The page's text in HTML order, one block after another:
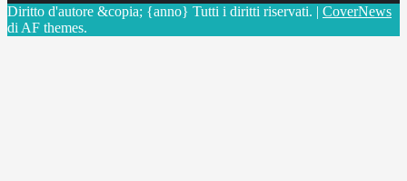
Diritto d'autore &copia; {anno} Tutti i diritti riservati. | CoverNews
di AF themes.